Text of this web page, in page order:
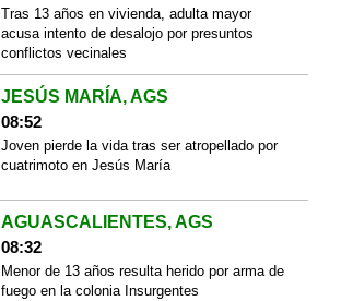
Tras 13 años en vivienda, adulta mayor
acusa intento de desalojo por presuntos
conflictos vecinales
JESÚS MARÍA, AGS
08:52
Joven pierde la vida tras ser atropellado por
cuatrimoto en Jesús María
AGUASCALIENTES, AGS
08:32
Menor de 13 años resulta herido por arma de
fuego en la colonia Insurgentes